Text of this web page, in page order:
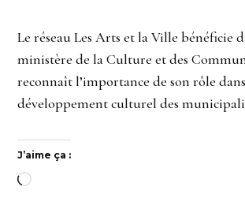
Le réseau Les Arts et la Ville bénéficie
ministère de la Culture et des
reconnaît l’importance de son rôle
développement culturel des
J’aime ça :
Chargement…